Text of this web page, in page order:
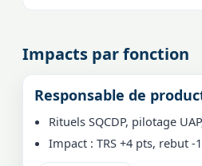
Impacts par fonction
Responsable de
Rituels SQCDP, pilotage
Impact : TRS +4 pts, rebut -